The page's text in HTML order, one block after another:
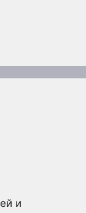
и